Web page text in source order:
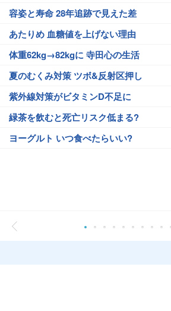
容姿と寿命 28年追跡で見えた差
あたりめ 血糖値を上げない理由
体重62kg→82kgに 寺田心の生活
夏のむくみ対策 ツボ&反射区押し
紫外線対策がビタミンD不足に
緑茶を飲むと死亡リスク低まる?
ヨーグルト いつ食べたらいい?